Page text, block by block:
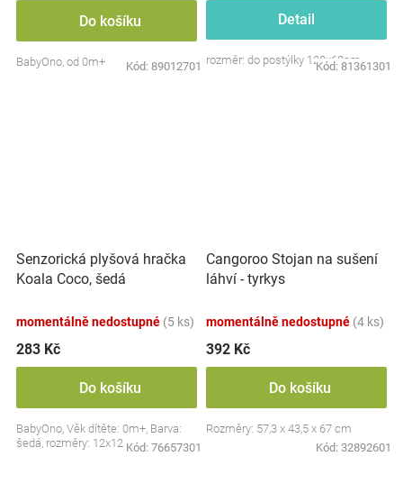
Do košíku
BabyOno, od 0m+ Kód: 89012701
Detail
rozměr: do postýlky 120x60cm
Kód: 81361301
Senzorická plyšová hračka
Koala Coco, šedá
momentálně nedostupné (5 ks)
283 Kč
Do košíku
BabyOno, Věk dítěte: 0m+, Barva:
šedá, rozměry: 12x12 cm.
Kód: 76657301
Cangoroo Stojan na sušení
láhví - tyrkys
momentálně nedostupné (4 ks)
392 Kč
Do košíku
Rozměry: 57,3 x 43,5 x 67 cm
Kód: 32892601